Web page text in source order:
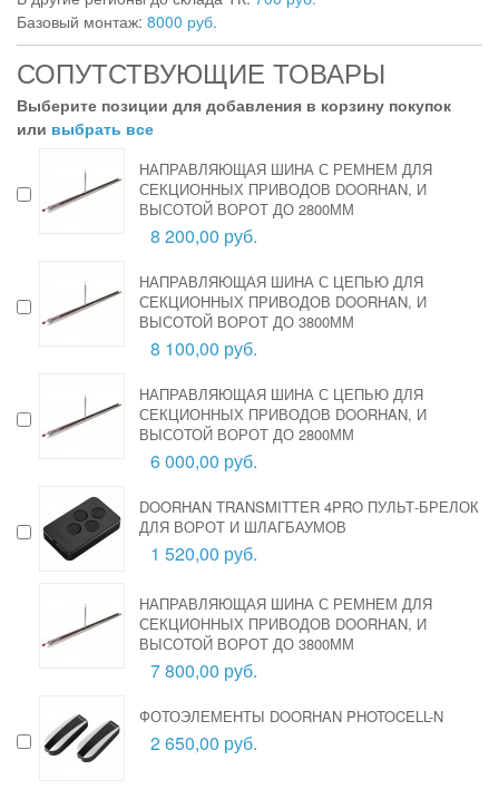
Базовый монтаж: 8000 руб.
СОПУТСТВУЮЩИЕ ТОВАРЫ
Выберите позиции для добавления в корзину покупок
или выбрать все
НАПРАВЛЯЮЩАЯ ШИНА С РЕМНЕМ ДЛЯ
СЕКЦИОННЫХ ПРИВОДОВ DOORHAN, И
ВЫСОТОЙ ВОРОТ ДО 2800ММ
8 200,00 руб.
НАПРАВЛЯЮЩАЯ ШИНА С ЦЕПЬЮ ДЛЯ
СЕКЦИОННЫХ ПРИВОДОВ DOORHAN, И
ВЫСОТОЙ ВОРОТ ДО 3800ММ
8 100,00 руб.
НАПРАВЛЯЮЩАЯ ШИНА С ЦЕПЬЮ ДЛЯ
СЕКЦИОННЫХ ПРИВОДОВ DOORHAN, И
ВЫСОТОЙ ВОРОТ ДО 2800ММ
6 000,00 руб.
DOORHAN TRANSMITTER 4PRO ПУЛЬТ-БРЕЛОК
ДЛЯ ВОРОТ И ШЛАГБАУМОВ
1 520,00 руб.
НАПРАВЛЯЮЩАЯ ШИНА С РЕМНЕМ ДЛЯ
СЕКЦИОННЫХ ПРИВОДОВ DOORHAN, И
ВЫСОТОЙ ВОРОТ ДО 3800ММ
7 800,00 руб.
ФОТОЭЛЕМЕНТЫ DOORHAN PHOTOCELL-N
2 650,00 руб.